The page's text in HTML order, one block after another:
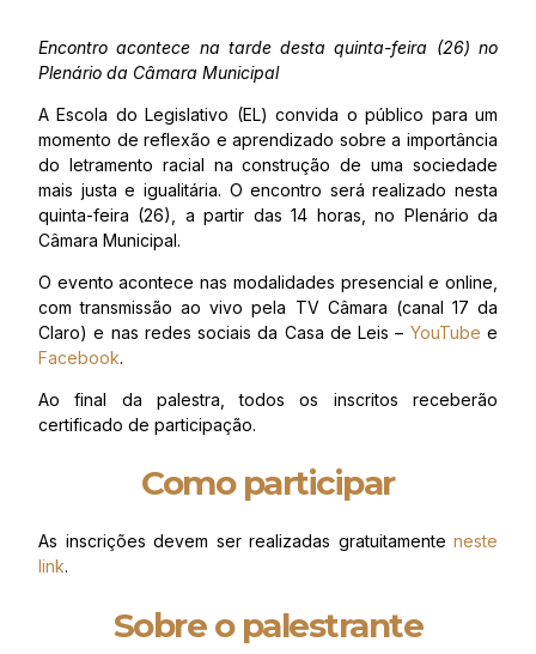
Encontro acontece na tarde desta quinta-feira (26) no
Plenário da Câmara Municipal
A Escola do Legislativo (EL) convida o público para um
momento de reflexão e aprendizado sobre a importância
do letramento racial na construção de uma sociedade
mais justa e igualitária. O encontro será realizado nesta
quinta-feira (26), a partir das 14 horas, no Plenário da
Câmara Municipal.
O evento acontece nas modalidades presencial e online,
com transmissão ao vivo pela TV Câmara (canal 17 da
Claro) e nas redes sociais da Casa de Leis – YouTube e
Facebook.
Ao final da palestra, todos os inscritos receberão
certificado de participação.
Como participar
As inscrições devem ser realizadas gratuitamente neste
link.
Sobre o palestrante